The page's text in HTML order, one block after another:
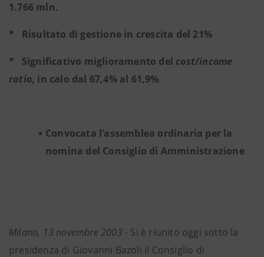
1.766 mln.
* Risultato di gestione in crescita del 21%
* Significativo miglioramento del cost/income
ratio, in calo dal 67,4% al 61,9%
Convocata l’assemblea ordinaria per la
nomina del Consiglio di Amministrazione
Milano, 13 novembre 2003 - Si è riunito oggi sotto la
presidenza di Giovanni Bazoli il Consiglio di